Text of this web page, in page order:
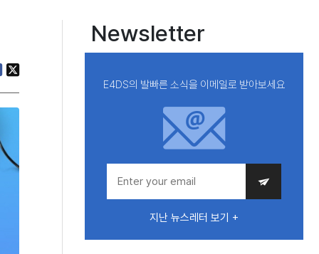
Newsletter
E4DS의 발빠른 소식을 이메일로 받아보세요
지난 뉴스레터 보기 +